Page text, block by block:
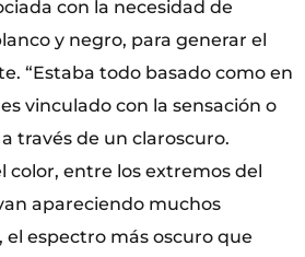
con la necesidad de
y negro, para generar el
“Estaba todo basado como en
vinculado con la sensación o
través de un claroscuro.
color, entre los extremos del
apareciendo muchos
el espectro más oscuro que